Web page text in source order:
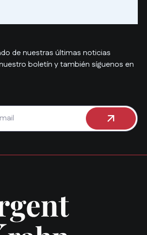
de nuestras últimas noticias
boletín y también síguenos en